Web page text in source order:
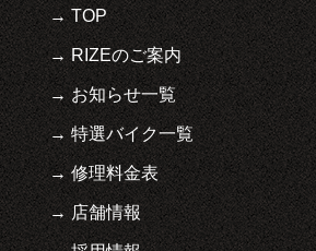
TOP
RIZEのご案内
お知らせ一覧
特選バイク一覧
修理料金表
店舗情報